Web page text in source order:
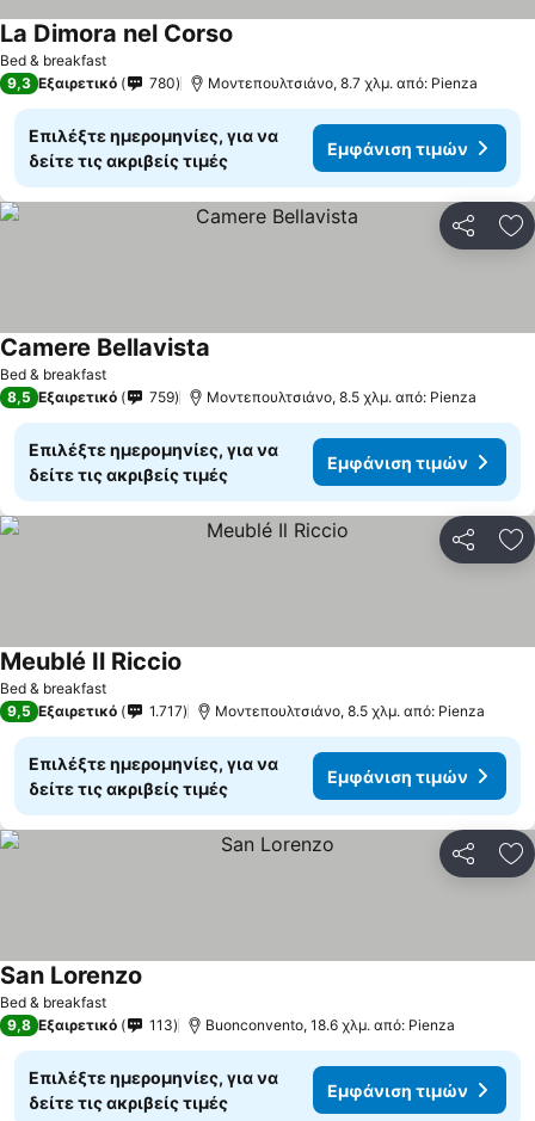
Bed & breakfast
La Dimora nel Corso
9,3 Εξαιρετικό 780 Μοντεπουλτσιάνο, 8.7 χλμ. από: Pienza
Επιλέξτε ημερομηνίες, για να
δείτε τις ακριβείς τιμές
Εμφάνιση τιμών
Bed & breakfast
Camere Bellavista
8,5 Εξαιρετικό 759 Μοντεπουλτσιάνο, 8.5 χλμ. από: Pienza
Επιλέξτε ημερομηνίες, για να
δείτε τις ακριβείς τιμές
Εμφάνιση τιμών
Bed & breakfast
Meublé Il Riccio
9,5 Εξαιρετικό 1.717 Μοντεπουλτσιάνο, 8.5 χλμ. από: Pienza
Επιλέξτε ημερομηνίες, για να
δείτε τις ακριβείς τιμές
Εμφάνιση τιμών
Bed & breakfast
San Lorenzo
9,8 Εξαιρετικό 113 Buonconvento, 18.6 χλμ. από: Pienza
Επιλέξτε ημερομηνίες, για να
δείτε τις ακριβείς τιμές
Εμφάνιση τιμών